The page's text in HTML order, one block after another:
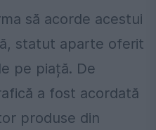
să acorde acestui
statut aparte oferit
pe piață. De
a fost acordată
produse din